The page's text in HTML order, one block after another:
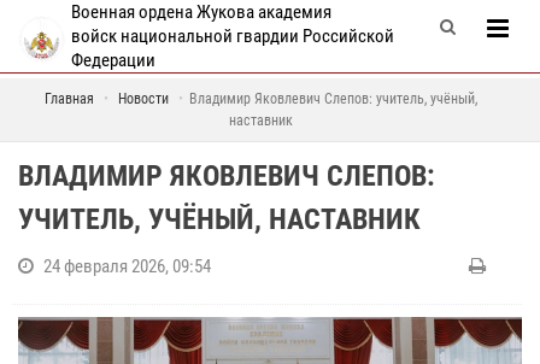
Военная ордена Жукова академия
войск национальной гвардии Российской
Федерации
Главная Новости
Владимир Яковлевич Слепов: учитель, учёный,
наставник
ВЛАДИМИР ЯКОВЛЕВИЧ СЛЕПОВ:
УЧИТЕЛЬ, УЧЁНЫЙ, НАСТАВНИК
24 февраля 2026, 09:54